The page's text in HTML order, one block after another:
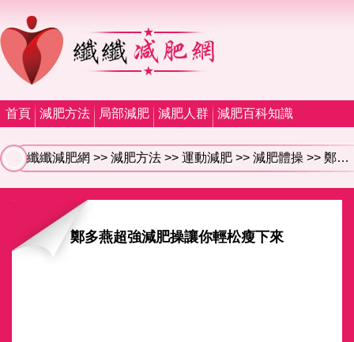
首頁 減肥方法 局部減肥 減肥人群 減肥百科知識
纖纖減肥網 >> 減肥方法 >> 運動減肥 >> 減肥體操 >> 鄭多燕超強減肥操讓你輕松瘦下來
鄭多燕超強減肥操讓你輕松瘦下來